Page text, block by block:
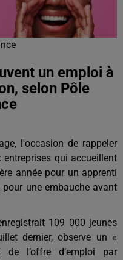
un emploi à
selon Pôle
l'occasion de rappeler
entreprises qui accueillent
année pour un apprenti
pour une embauche avant
109 000 jeunes
dernier, observe un «
l’offre d’emploi par